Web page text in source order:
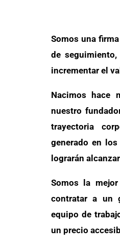
Somos una
de
incrementar el
Nacimos hace
nuestro
trayectoria
generado en
lograrán
Somos la
contratar a un
equipo de
un precio